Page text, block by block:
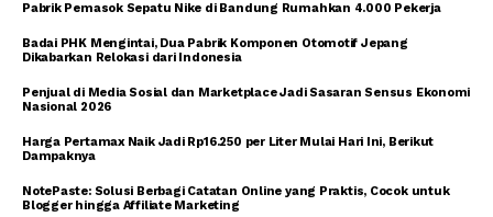
Pabrik Pemasok Sepatu Nike di Bandung Rumahkan 4.000 Pekerja
Badai PHK Mengintai, Dua Pabrik Komponen Otomotif Jepang
Dikabarkan Relokasi dari Indonesia
Penjual di Media Sosial dan Marketplace Jadi Sasaran Sensus Ekonomi
Nasional 2026
Harga Pertamax Naik Jadi Rp16.250 per Liter Mulai Hari Ini, Berikut
Dampaknya
NotePaste: Solusi Berbagi Catatan Online yang Praktis, Cocok untuk
Blogger hingga Affiliate Marketing